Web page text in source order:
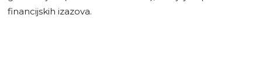
financijskih izazova.